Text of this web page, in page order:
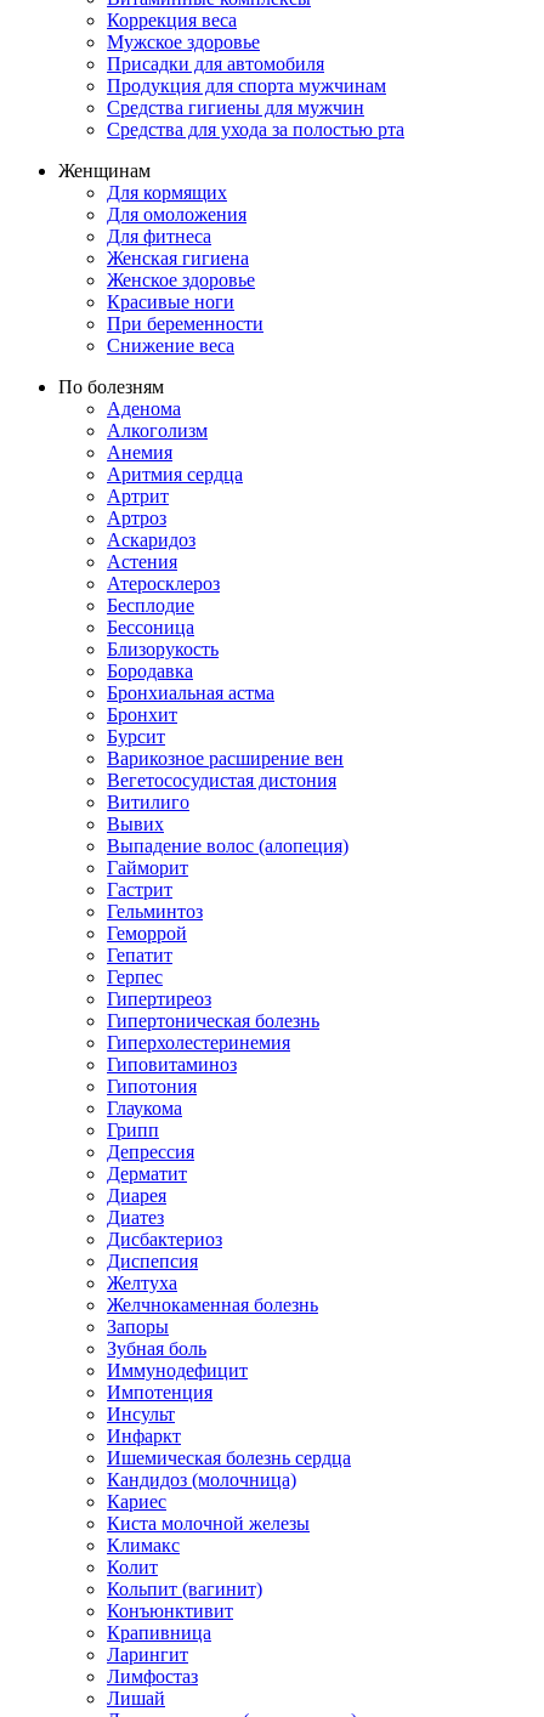
Коррекция веса
Мужское здоровье
Присадки для автомобиля
Продукция для спорта мужчинам
Средства гигиены для мужчин
Средства для ухода за полостью рта
Женщинам
Для кормящих
Для омоложения
Для фитнеса
Женская гигиена
Женское здоровье
Красивые ноги
При беременности
Снижение веса
По болезням
Аденома
Алкоголизм
Анемия
Аритмия сердца
Артрит
Артроз
Аскаридоз
Астения
Атеросклероз
Бесплодие
Бессоница
Близорукость
Бородавка
Бронхиальная астма
Бронхит
Бурсит
Варикозное расширение вен
Вегетососудистая дистония
Витилиго
Вывих
Выпадение волос (алопеция)
Гайморит
Гастрит
Гельминтоз
Геморрой
Гепатит
Герпес
Гипертиреоз
Гипертоническая болезнь
Гиперхолестеринемия
Гиповитаминоз
Гипотония
Глаукома
Грипп
Депрессия
Дерматит
Диарея
Диатез
Дисбактериоз
Диспепсия
Желтуха
Желчнокаменная болезнь
Запоры
Зубная боль
Иммунодефицит
Импотенция
Инсульт
Инфаркт
Ишемическая болезнь сердца
Кандидоз (молочница)
Кариес
Киста молочной железы
Климакс
Колит
Кольпит (вагинит)
Конъюнктивит
Крапивница
Ларингит
Лимфостаз
Лишай